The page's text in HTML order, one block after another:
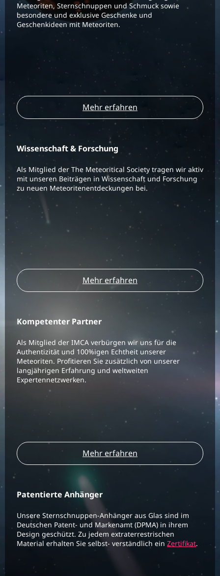
Meteoriten, Sternschnuppen und Schmuck sowie
besondere und exklusive Geschenke und
Geschenkideen mit Meteoriten.
Mehr erfahren
Wissenschaft & Forschung
Als Mitglied der The Meteoritical Society tragen wir aktiv
mit unseren Beiträgen in Wissenschaft und Forschung
zu neuen Meteoritenentdeckungen bei.
Mehr erfahren
Kompetenter Partner
Als Mitglied der IMCA verbürgen wir uns für die
Authentizität und 100%igen Echtheit unserer
Meteoriten. Profitieren Sie zusätzlich von unserer
langjährigen Erfahrung und weltweiten
Expertennetzwerken.
Mehr erfahren
Patentierte Anhänger
Unsere Sternschnuppen-Anhänger aus Glas sind im
Deutschen Patent- und Markenamt (DPMA) in ihrem
Design geschützt. Zu jedem extraterrestrischen
Material erhalten Sie selbst- verständlich ein Zertifikat.